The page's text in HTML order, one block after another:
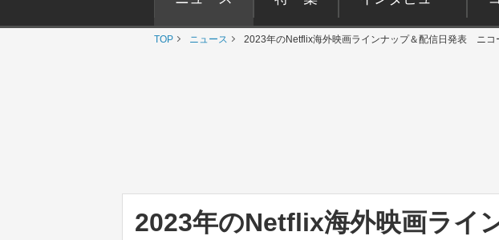
TOP ニュース 2023年のNetflix海外映画ラインナップ＆配信日発表 ニ
2023年のNetflix海外映画ライ